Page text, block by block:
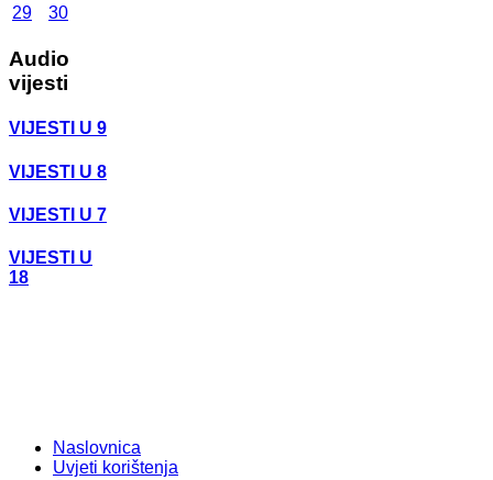
29
30
Audio
vijesti
VIJESTI U 9
VIJESTI U 8
VIJESTI U 7
VIJESTI U
18
Naslovnica
Uvjeti korištenja